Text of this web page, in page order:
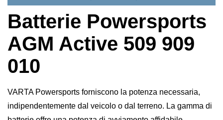
Batterie Powersports
AGM Active 509 909
010
VARTA Powersports forniscono la potenza necessaria,
indipendentemente dal veicolo o dal terreno. La gamma di